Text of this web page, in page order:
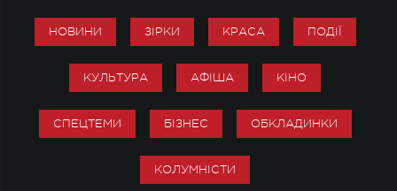
НОВИНИ ЗІРКИ КРАСА ПОДІЇ
КУЛЬТУРА АФІША КІНО
СПЕЦТЕМИ БІЗНЕС ОБКЛАДИНКИ
КОЛУМНІСТИ